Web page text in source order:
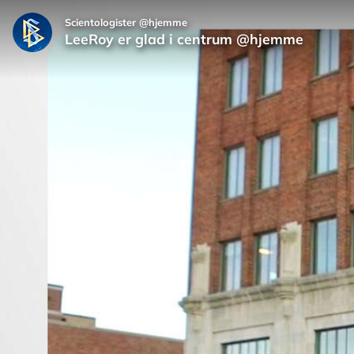
Scientologister @hjemme
LeeRoy er glad i centrum @hjemme